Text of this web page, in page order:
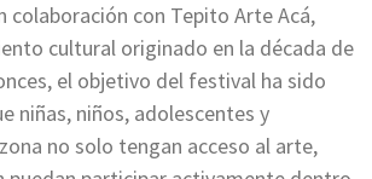
colaboración con Tepito Arte Acá,
cultural originado en la década de
el objetivo del festival ha sido
niñas, niños, adolescentes y
no solo tengan acceso al arte,